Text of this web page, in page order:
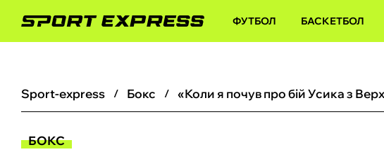
ФУТБОЛ БАСКЕТБОЛ
sport-express бокс
БОКС